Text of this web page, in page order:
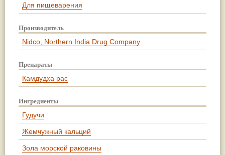
Для пищеварения
Производитель
Nidсo, Northern India Drug Company
Препараты
Камдудха рас
Ингредиенты
Гудучи
Жемчужный кальций
Зола морской раковины